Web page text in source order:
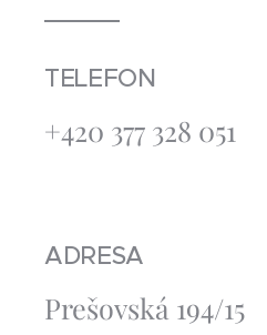
TELEFON
+420 377 328 051
ADRESA
Prešovská 194/15